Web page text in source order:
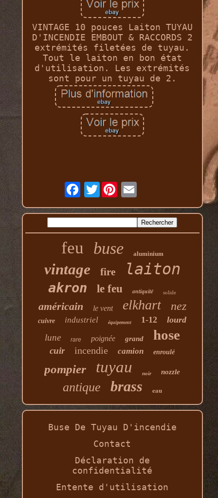
VINTAGE 10 pouces Laiton TUYAU
D'INCENDIE EMBOUT & RACCORDS 2
extrémités filetées de tuyau.
Tout le laiton en bon état
d'utilisation. Les extrémités
sont pour un tuyau de 2.
Twitter
feu buse aluminium
vintage fire laiton
akron le feu antiquité solide
américain le vent elkhart nez
cuivre industriel équipement 1-12 lourd
lune rare poignée grand hose
cuir incendie camion enroulé
pompier tuyau noir nozzle
antique brass eau
Buse De Tuyau D'incendie
Contact
Déclaration de
confidentialité
Entente d'utilisation